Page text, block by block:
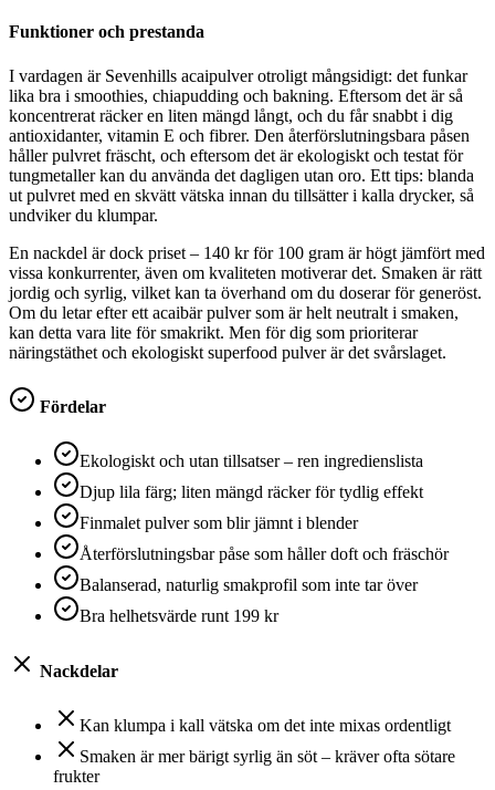
Funktioner och prestanda
I vardagen är Sevenhills acaipulver otroligt mångsidigt: det funkar
lika bra i smoothies, chiapudding och bakning. Eftersom det är så
koncentrerat räcker en liten mängd långt, och du får snabbt i dig
antioxidanter, vitamin E och fibrer. Den återförslutningsbara påsen
håller pulvret fräscht, och eftersom det är ekologiskt och testat för
tungmetaller kan du använda det dagligen utan oro. Ett tips: blanda
ut pulvret med en skvätt vätska innan du tillsätter i kalla drycker, så
undviker du klumpar.
En nackdel är dock priset – 140 kr för 100 gram är högt jämfört med
vissa konkurrenter, även om kvaliteten motiverar det. Smaken är rätt
jordig och syrlig, vilket kan ta överhand om du doserar för generöst.
Om du letar efter ett acaibär pulver som är helt neutralt i smaken,
kan detta vara lite för smakrikt. Men för dig som prioriterar
näringstäthet och ekologiskt superfood pulver är det svårslaget.
Fördelar
Ekologiskt och utan tillsatser – ren ingredienslista
Djup lila färg; liten mängd räcker för tydlig effekt
Finmalet pulver som blir jämnt i blender
Återförslutningsbar påse som håller doft och fräschör
Balanserad, naturlig smakprofil som inte tar över
Bra helhetsvärde runt 199 kr
Nackdelar
Kan klumpa i kall vätska om det inte mixas ordentligt
Smaken är mer bärigt syrlig än söt – kräver ofta sötare
frukter